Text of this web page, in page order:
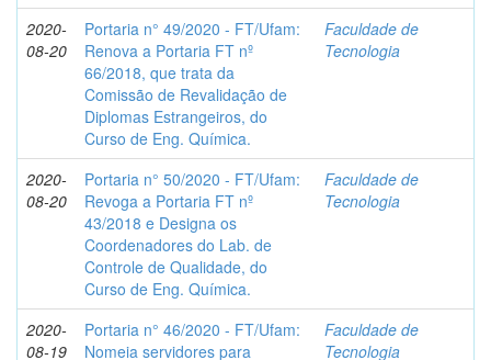
2020-
08-20
Portaria n° 49/2020 - FT/Ufam:
Renova a Portaria FT nº
66/2018, que trata da
Comissão de Revalidação de
Diplomas Estrangeiros, do
Curso de Eng. Química.
Faculdade de
Tecnologia
2020-
08-20
Portaria n° 50/2020 - FT/Ufam:
Revoga a Portaria FT nº
43/2018 e Designa os
Coordenadores do Lab. de
Controle de Qualidade, do
Curso de Eng. Química.
Faculdade de
Tecnologia
2020-
08-19
Portaria n° 46/2020 - FT/Ufam:
Nomeia servidores para
Faculdade de
Tecnologia